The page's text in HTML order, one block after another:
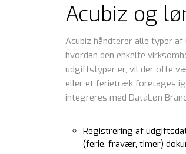
Acubiz og
Acubiz håndterer alle typer
hvordan den enkelte
udgiftstyper er, vil der ofte
eller et ferietræk foretages
integreres med DataLøn
Registrering af
(ferie, fravær, timer)